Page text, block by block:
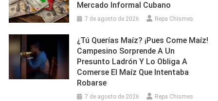
Mercado Informal Cubano
7 de agosto de 2026 Repa Chismes
¿Tú Querías Maíz? ¡Pues Come Maíz!
Campesino Sorprende A Un
Presunto Ladrón Y Lo Obliga A
Comerse El Maíz Que Intentaba
Robarse
7 de agosto de 2026 Repa Chismes